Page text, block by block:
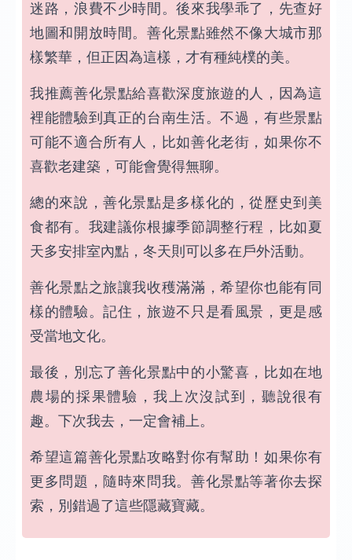
迷路，浪費不少時間。後來我學乖了，先查好
地圖和開放時間。善化景點雖然不像大城市那
樣繁華，但正因為這樣，才有種純樸的美。
我推薦善化景點給喜歡深度旅遊的人，因為這
裡能體驗到真正的台南生活。不過，有些景點
可能不適合所有人，比如善化老街，如果你不
喜歡老建築，可能會覺得無聊。
總的來說，善化景點是多樣化的，從歷史到美
食都有。我建議你根據季節調整行程，比如夏
天多安排室內點，冬天則可以多在戶外活動。
善化景點之旅讓我收穫滿滿，希望你也能有同
樣的體驗。記住，旅遊不只是看風景，更是感
受當地文化。
最後，別忘了善化景點中的小驚喜，比如在地
農場的採果體驗，我上次沒試到，聽說很有
趣。下次我去，一定會補上。
希望這篇善化景點攻略對你有幫助！如果你有
更多問題，隨時來問我。善化景點等著你去探
索，別錯過了這些隱藏寶藏。